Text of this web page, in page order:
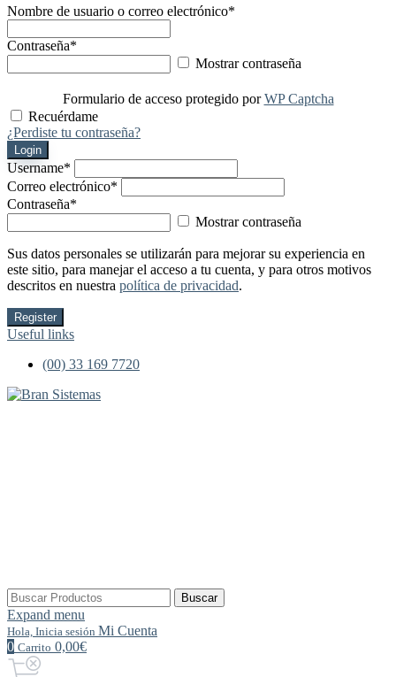
Nombre de usuario o correo electrónico*
Contraseña*
Mostrar contraseña
Formulario de acceso protegido porWP Captcha
Recuérdame
¿Perdiste tu contraseña?
Login
Username*
Correo electrónico*
Contraseña*
Mostrar contraseña
Sus datos personales se utilizarán para mejorar su experiencia en
este sitio, para manejar el acceso a tu cuenta, y para otros motivos
descritos en nuestra política de privacidad.
Register
Useful links
(00) 33 169 7720
Buscar
por:
Buscar
Expand menu
Hola, Inicia sesión Mi Cuenta
0 Carrito 0,00€